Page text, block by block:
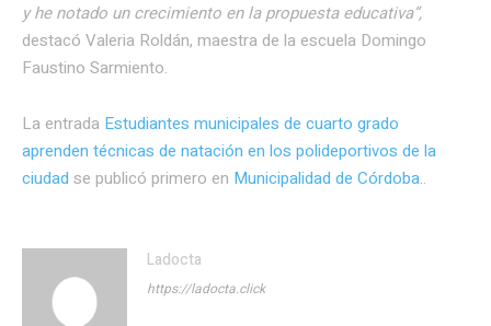
y he notado un crecimiento en la propuesta educativa”,
destacó Valeria Roldán, maestra de la escuela Domingo
Faustino Sarmiento.
La entrada Estudiantes municipales de cuarto grado
aprenden técnicas de natación en los polideportivos de la
ciudad se publicó primero en Municipalidad de Córdoba..
Ladocta
https://ladocta.click